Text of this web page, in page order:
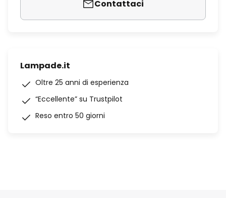
Contattaci
Lampade.it
Oltre 25 anni di esperienza
“Eccellente” su Trustpilot
Reso entro 50 giorni